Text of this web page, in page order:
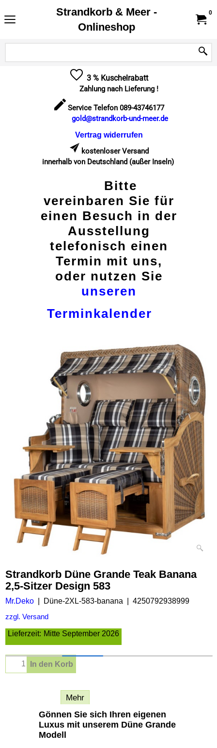
Strandkorb & Meer -
Onlineshop
0
3 % Kuschelrabatt
Zahlung nach Lieferung !
Service Telefon 089-43746177
gold@strandkorb-und-meer.de
Vertrag widerrufen
kostenloser Versand
innerhalb von Deutschland (außer Inseln)
Bitte
vereinbaren Sie für
einen Besuch in der
Ausstellung
telefonisch einen
Termin mit uns,
oder nutzen Sie
unseren
Terminkalender
Strandkorb Düne Grande Teak Banana
2,5-Sitzer Design 583
Mr.Deko Düne-2XL-583-banana 4250792938999
zzgl. Versand
Lieferzeit: Mitte September 2026
In den Korb
Mehr
Gönnen Sie sich Ihren eigenen
Luxus mit unserem Düne Grande
Modell